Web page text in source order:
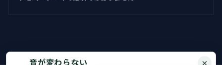
音が変わらない